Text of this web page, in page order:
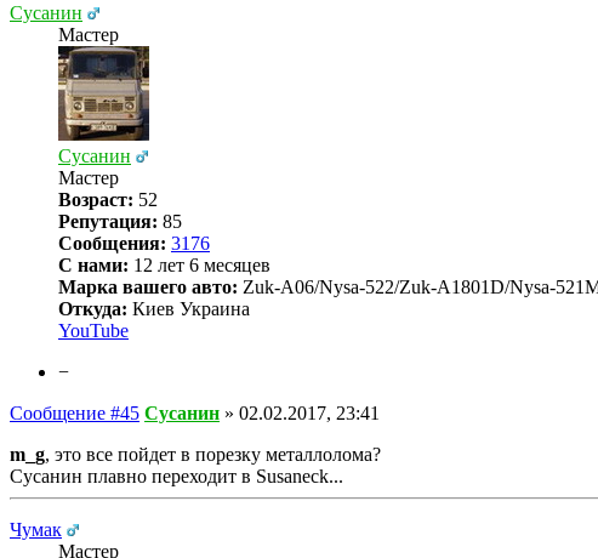
Сусанин
Мастер
Сусанин
Мастер
Возраст: 52
Репутация: 85
Сообщения: 3176
С нами: 12 лет 6 месяцев
Марка вашего авто: Zuk-A06/Nysa-522/Zuk-A1801D/Nysa-
Откуда: Киев Украина
YouTube
−
Сообщение #45 Сусанин » 02.02.2017, 23:41
m_g, это все пойдет в порезку металлолома?
Сусанин плавно переходит в Susaneck...
Чумак
Мастер